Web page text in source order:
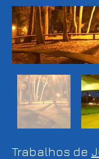
Trabalhos de